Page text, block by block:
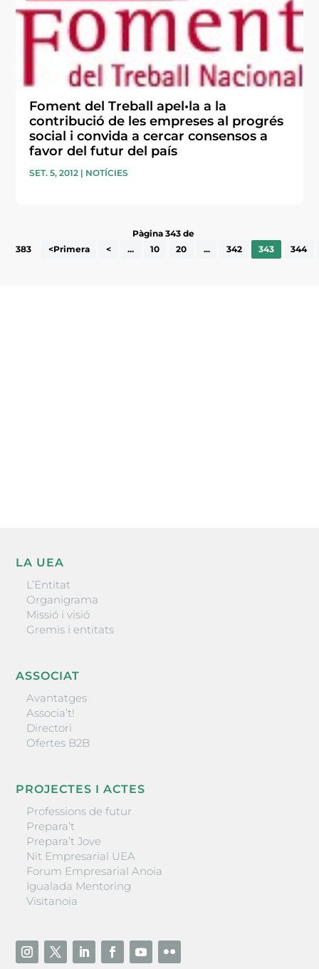
Foment del Treball apel•la a la
contribució de les empreses al progrés
social i convida a cercar consensos a
favor del futur del país
SET. 5, 2012 | NOTÍCIES
Pàgina 343 de
383
<Primera < ... 10 20 ... 342 343 344
LA UEA
L’Entitat
Organigrama
Missió i visió
Gremis i entitats
ASSOCIAT
Avantatges
Associa’t!
Directori
Ofertes B2B
PROJECTES I ACTES
Professions de futur
Prepara’t
Prepara’t Jove
Nit Empresarial UEA
Forum Empresarial Anoia
Igualada Mentoring
Visitanoia